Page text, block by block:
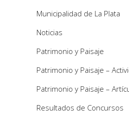
Municipalidad de La Plata
Noticias
Patrimonio y Paisaje
Patrimonio y Paisaje –
Patrimonio y Paisaje –
Resultados de Concursos